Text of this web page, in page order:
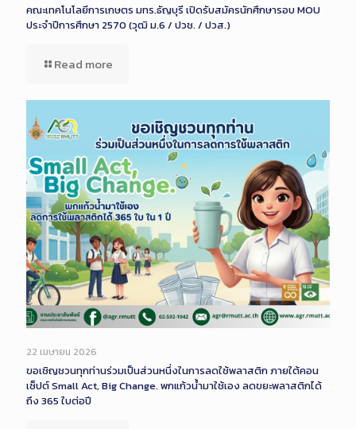
คณะเทคโนโลยีการเกษตร มทร.ธัญบุรี เปิดรับสมัครนักศึกษารอบ MOU
ประจำปีการศึกษา 2570 (วุฒิ ม.6 / ปวช. / ปวส.)
Read more
22 เมษายน 2026
ขอเชิญชวนทุกท่านร่วมเป็นส่วนหนึ่งในการลดใช้พลาสติก ภายใต้คอน
เซ็ปต์ Small Act, Big Change. พกแก้วน้ำมาใช้เอง ลดขยะพลาสติกได้
ถึง 365 ใบต่อปี